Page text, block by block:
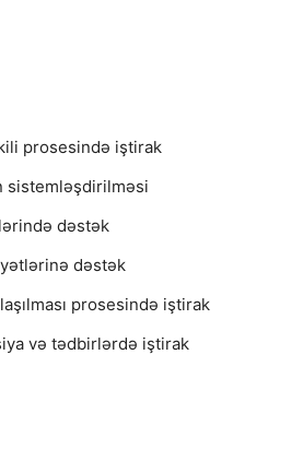
prosesində iştirak
sistemləşdirilməsi
dəstək
dəstək
prosesində iştirak
və tədbirlərdə iştirak